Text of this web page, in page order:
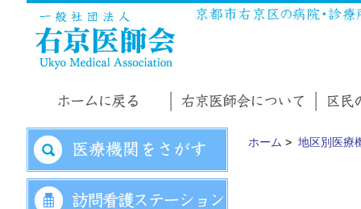
ホーム > 地区別医療